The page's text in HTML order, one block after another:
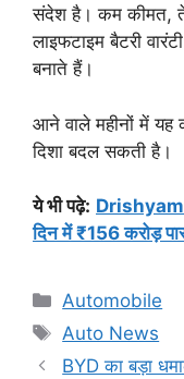
संदेश है। कम कीमत,
लाइफटाइम बैटरी
बनाते हैं।
आने वाले महीनों में यह
दिशा बदल सकती है।
ये भी पढ़े: Drishyam
दिन में ₹156 करोड़
Categories
Automobile
Tags
Auto News
BYD का बड़ा